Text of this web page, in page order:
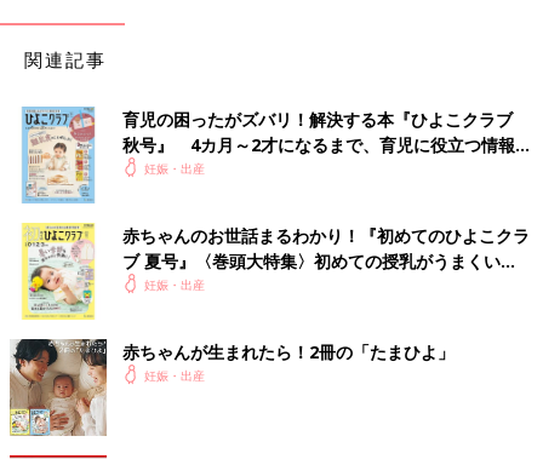
関連記事
育児の困ったがズバリ！解決する本『ひよこクラブ
秋号』 4カ月～2才になるまで、育児に役立つ情報が
いっぱい！
妊娠・出産
赤ちゃんのお世話まるわかり！『初めてのひよこクラ
ブ 夏号』〈巻頭大特集〉初めての授乳がうまくい
く！ おっぱい・ミルクの基本と夏のトラブル 解決テ
妊娠・出産
赤ちゃんが生まれたら！2冊の「たまひよ」
妊娠・出産